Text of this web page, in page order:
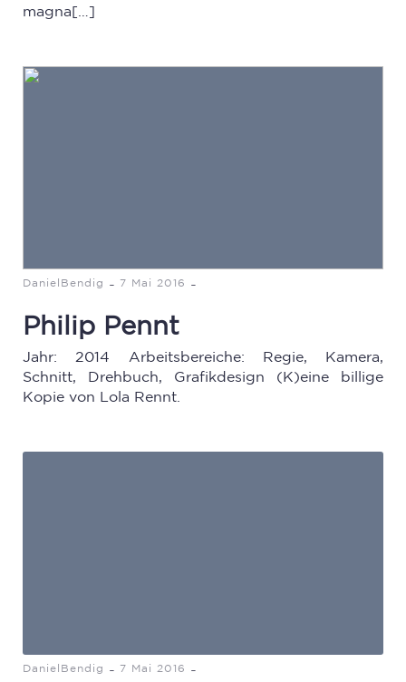
magna[…]
DanielBendig - 7 Mai 2016 -
Philip Pennt
Jahr: 2014 Arbeitsbereiche: Regie, Kamera,
Schnitt, Drehbuch, Grafikdesign (K)eine billige
Kopie von Lola Rennt.
DanielBendig - 7 Mai 2016 -